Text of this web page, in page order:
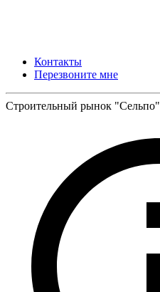
Контакты
Перезвоните мне
Строительный рынок "Сельпо"